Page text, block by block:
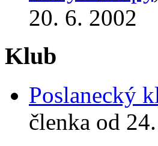
20. 6. 2002
Klub
Poslanecký
členka od